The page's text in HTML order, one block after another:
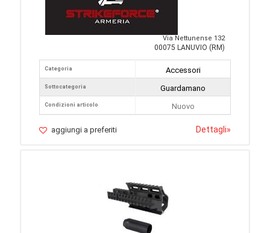
Via Nettunense 132
00075 LANUVIO (RM)
Categoria
Sottocategoria
Condizioni articolo
Accessori
Guardamano
Nuovo
aggiungi a preferiti Dettagli»